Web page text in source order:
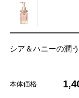
シア＆ハニーの潤
本体価格